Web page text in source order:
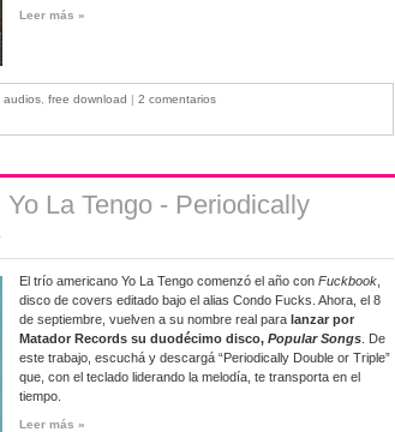
Leer más »
audios free download | 2 comentarios
La Tengo - Periodically
El trío americano Yo La Tengo comenzó el año con Fuckbook
disco de covers editado bajo el alias Condo Fucks. Ahora, el 8
de septiembre, vuelven a su nombre real para lanzar por
Matador Records su duodécimo disco, Popular Songs . De
este trabajo, escuchá y descargá “Periodically Double or Triple”
que, con el teclado liderando la melodía, te transporta en el
tiempo.
Leer más »